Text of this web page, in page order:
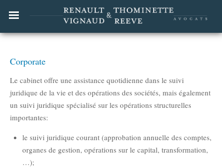
Corporate
Le cabinet offre une assistance quotidienne dans le suivi
juridique de la vie et des opérations des sociétés, mais également
un suivi juridique spécialisé sur les opérations structurelles
importantes:
le suivi juridique courant (approbation annuelle des comptes,
organes de gestion, opérations sur le capital, transformation,
…);